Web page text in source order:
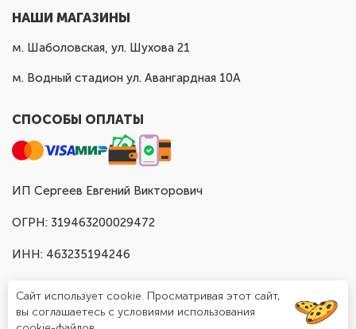
НАШИ МАГАЗИНЫ
м. Шаболовская, ул. Шухова 21
м. Водный стадион ул. Авангардная 10А
СПОСОБЫ ОПЛАТЫ
ИП Сергеев Евгений Викторович
ОГРН: 319463200029472
ИНН: 463235194246
Сайт использует cookie. Просматривая этот сайт,
вы соглашаетесь с условиями использования